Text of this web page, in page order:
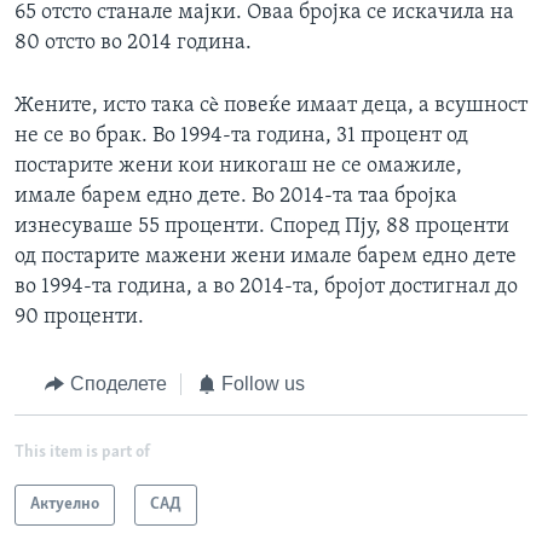
65 отсто станале мајки. Оваа бројка се искачила на
80 отсто во 2014 година.
Жените, исто така сè повеќе имаат деца, а всушност
не се во брак. Во 1994-та година, 31 процент од
постарите жени кои никогаш не се омажиле,
имале барем едно дете. Во 2014-та таа бројка
изнесуваше 55 проценти. Според Пју, 88 проценти
од постарите мажени жени имале барем едно дете
во 1994-та година, а во 2014-та, бројот достигнал до
90 проценти.
Споделете Follow us
This item is part of
Актуелно САД